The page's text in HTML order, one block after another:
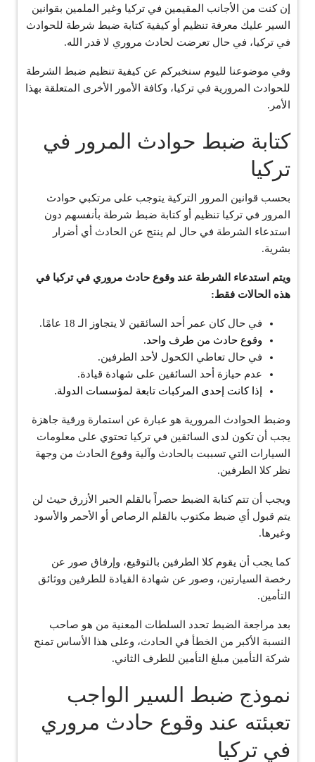
إن كنت من الأجانب المقيمين في تركيا وغير الملمين بقوانين
السير عليك معرفة تنظيم أو كيفية كتابة ضبط شرطة للحوادث
في تركيا، في حال تعرضت لحادث مروري لا قدر الله.
وفي موضوعنا لليوم سنخبركم عن كيفية تنظيم ضبط الشرطة
للحوادث المرورية في تركيا، وكافة الأمور الأخرى المتعلقة بهذا
الأمر.
كتابة ضبط حوادث المرور في
تركيا
بحسب قوانين المرور التركية يتوجب على مرتكبي حوادث
المرور في تركيا تنظيم أو كتابة ضبط شرطة بأنفسهم دون
استدعاء الشرطة في حال لم ينتج عن الحادث أي أضرار
بشرية.
ويتم استدعاء الشرطة عند وقوع حادث مروري في تركيا في
هذه الحالات فقط:
في حال كان عمر أحد السائقين لا يتجاوز الـ 18 عامًا.
وقوع حادث من طرف واحد.
في حال تعاطي الكحول لأحد الطرفين.
عدم حيازة أحد السائقين على شهادة قيادة.
إذا كانت إحدى المركبات تابعة لمؤسسات الدولة.
وضبط الحوادث المرورية هو عبارة عن استمارة ورقية جاهزة
يجب أن تكون لدى السائقين في تركيا تحتوي على معلومات
السيارات التي تسببت بالحادث وآلية وقوع الحادث من وجهة
نظر كلا الطرفين.
ويجب أن تتم كتابة الضبط حصراً بالقلم الحبر الأزرق حيث لن
يتم قبول أي ضبط مكتوب بالقلم الرصاص أو الأحمر والأسود
وغيرها.
كما يجب أن يقوم كلا الطرفين بالتوقيع، وإرفاق صور عن
رخصة السيارتين، وصور عن شهادة القيادة للطرفين ووثائق
التأمين.
بعد مراجعة الضبط تحدد السلطات المعنية من هو صاحب
النسبة الأكبر من الخطأ في الحادث، وعلى هذا الأساس تمنح
شركة التأمين مبلغ التأمين للطرف الثاني.
نموذج ضبط السير الواجب
تعبئته عند وقوع حادث مروري
في تركيا